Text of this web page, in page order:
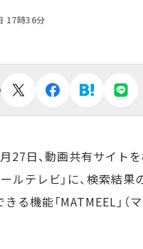
17時36分
27日、動画共有サイトを
ルテレビ」に、検索結果
る機能「MATMEEL」（